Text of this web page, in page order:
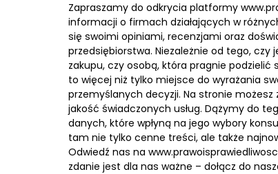
Zapraszamy do odkrycia platformy
informacji o firmach działających w
się swoimi opiniami, recenzjami oraz
przedsiębiorstwa. Niezależnie od tego,
zakupu, czy osobą, która pragnie
to więcej niż tylko miejsce do wyrażania
przemyślanych decyzji. Na stronie
jakość świadczonych usług. Dążymy do
danych, które wpłyną na jego wybory
tam nie tylko cenne treści, ale także
Odwiedź nas na
zdanie jest dla nas ważne – dołącz do